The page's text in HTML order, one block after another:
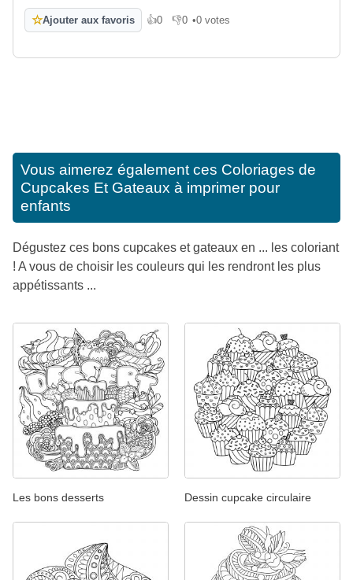
☆Ajouter aux favoris 👍0
J'aime 👎0
Je n'aime pas
•0 votes
Vous aimerez également ces Coloriages de
Cupcakes Et Gateaux à imprimer pour
enfants
Dégustez ces bons cupcakes et gateaux en ... les coloriant
! A vous de choisir les couleurs qui les rendront les plus
appétissants ...
Les bons desserts Dessin cupcake circulaire